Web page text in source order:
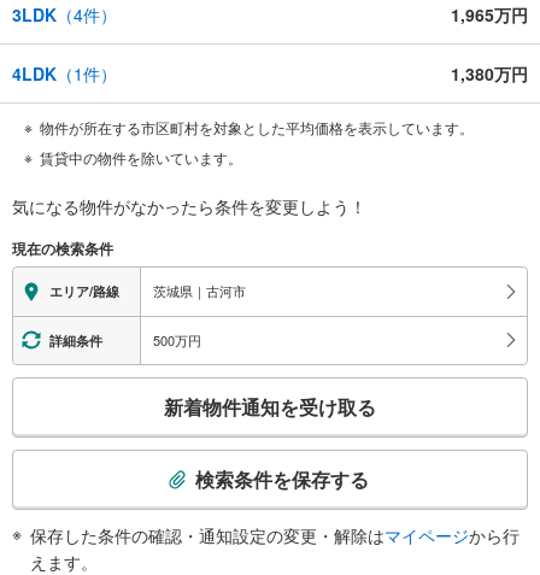
3LDK （4件） 1,965万円
4LDK （1件） 1,380万円
物件が所在する市区町村を対象とした平均価格を表示しています。
賃貸中の物件を除いています。
気になる物件がなかったら条件を変更しよう！
現在の検索条件
エリア/路線 茨城県｜古河市
詳細条件 500万円
検
新着物件通知を受け取る
検索条件を保存する
保存した条件の確認・通知設定の変更・解除はマイページから行
えます。